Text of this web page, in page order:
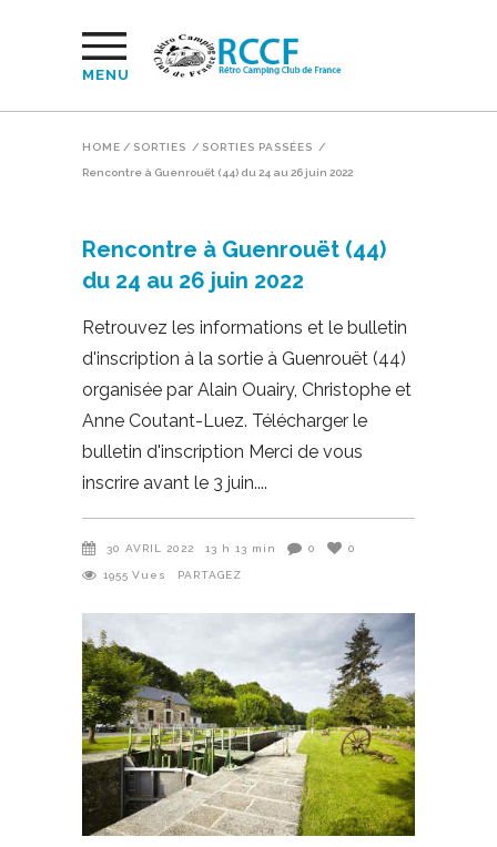
MENU
HOME / SORTIES / SORTIES PASSÉES /
Rencontre à Guenrouët (44) du 24 au 26 juin 2022
Rencontre à Guenrouët (44)
du 24 au 26 juin 2022
Retrouvez les informations et le bulletin
d'inscription à la sortie à Guenrouët (44)
organisée par Alain Ouairy, Christophe et
Anne Coutant-Luez. Télécharger le
bulletin d'inscription Merci de vous
inscrire avant le 3 juin.
30 AVRIL 2022 13 h 13 min 0 0
1955 Vues PARTAGEZ